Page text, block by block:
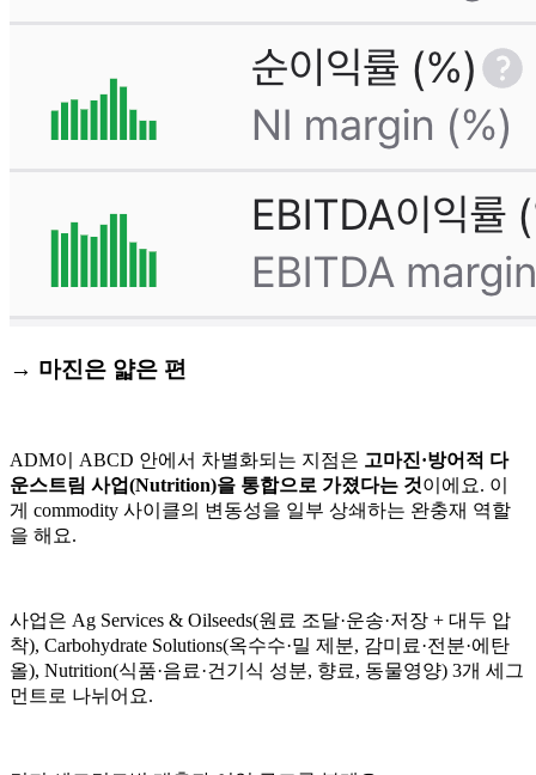
→ 마진은 얇은 편
ADM이 ABCD 안에서 차별화되는 지점은 고마진·방어적 다
운스트림 사업(Nutrition)을 통합으로 가졌다는 것이에요. 이
게 commodity 사이클의 변동성을 일부 상쇄하는 완충재 역할
을 해요.
사업은 Ag Services & Oilseeds(원료 조달·운송·저장 + 대두 압
착), Carbohydrate Solutions(옥수수·밀 제분, 감미료·전분·에탄
올), Nutrition(식품·음료·건기식 성분, 향료, 동물영양) 3개 세그
먼트로 나뉘어요.